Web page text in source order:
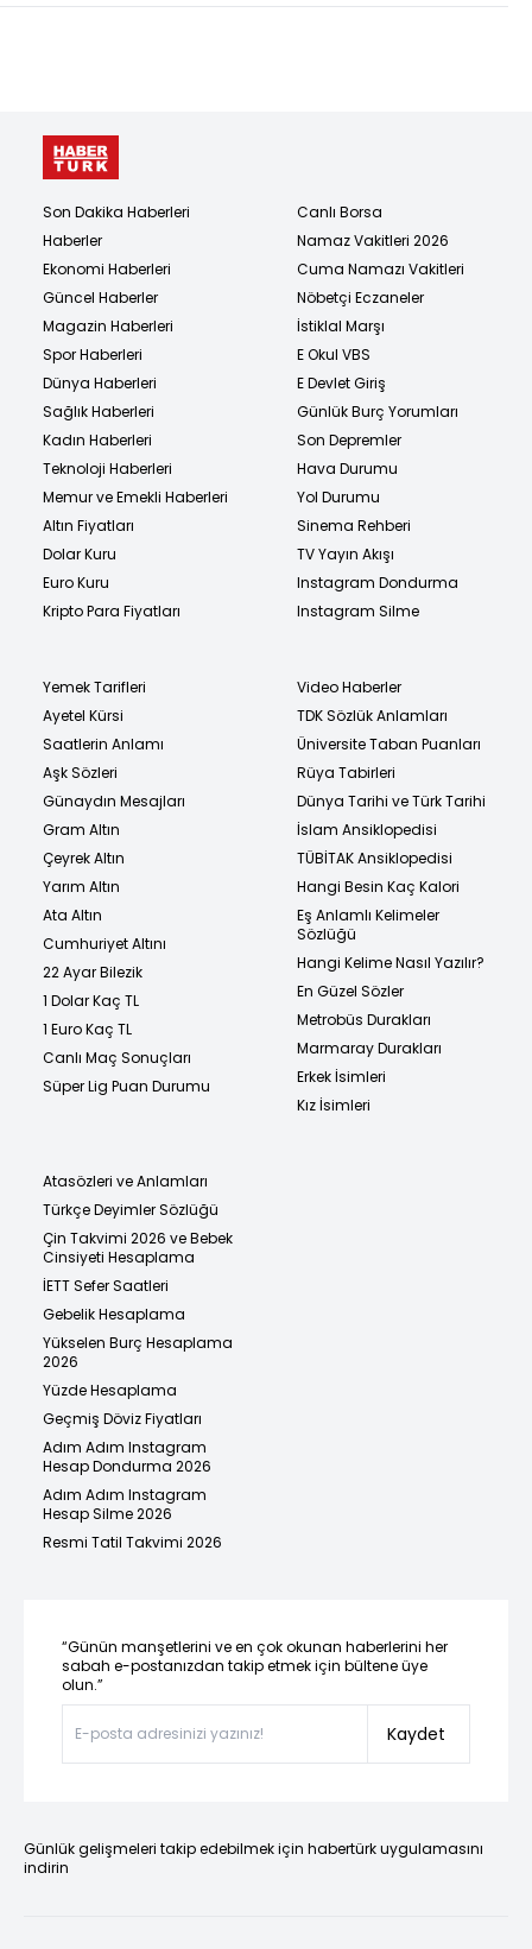
Son Dakika Haberleri
Haberler
Ekonomi Haberleri
Güncel Haberler
Magazin Haberleri
Spor Haberleri
Dünya Haberleri
Sağlık Haberleri
Kadın Haberleri
Teknoloji Haberleri
Memur ve Emekli Haberleri
Altın Fiyatları
Dolar Kuru
Euro Kuru
Kripto Para Fiyatları
Canlı Borsa
Namaz Vakitleri 2026
Cuma Namazı Vakitleri
Nöbetçi Eczaneler
İstiklal Marşı
E Okul VBS
E Devlet Giriş
Günlük Burç Yorumları
Son Depremler
Hava Durumu
Yol Durumu
Sinema Rehberi
TV Yayın Akışı
Instagram Dondurma
Instagram Silme
Yemek Tarifleri
Ayetel Kürsi
Saatlerin Anlamı
Aşk Sözleri
Günaydın Mesajları
Gram Altın
Çeyrek Altın
Yarım Altın
Ata Altın
Cumhuriyet Altını
22 Ayar Bilezik
1 Dolar Kaç TL
1 Euro Kaç TL
Canlı Maç Sonuçları
Süper Lig Puan Durumu
Video Haberler
TDK Sözlük Anlamları
Üniversite Taban Puanları
Rüya Tabirleri
Dünya Tarihi ve Türk Tarihi
İslam Ansiklopedisi
TÜBİTAK Ansiklopedisi
Hangi Besin Kaç Kalori
Eş Anlamlı Kelimeler
Sözlüğü
Hangi Kelime Nasıl Yazılır?
En Güzel Sözler
Metrobüs Durakları
Marmaray Durakları
Erkek İsimleri
Kız İsimleri
Atasözleri ve Anlamları
Türkçe Deyimler Sözlüğü
Çin Takvimi 2026 ve Bebek
Cinsiyeti Hesaplama
İETT Sefer Saatleri
Gebelik Hesaplama
Yükselen Burç Hesaplama
2026
Yüzde Hesaplama
Geçmiş Döviz Fiyatları
Adım Adım Instagram
Hesap Dondurma 2026
Adım Adım Instagram
Hesap Silme 2026
Resmi Tatil Takvimi 2026
“Günün manşetlerini ve en çok okunan haberlerini her
sabah e-postanızdan takip etmek için bültene üye
olun.”
Kaydet
Günlük gelişmeleri takip edebilmek için habertürk uygulamasını
indirin